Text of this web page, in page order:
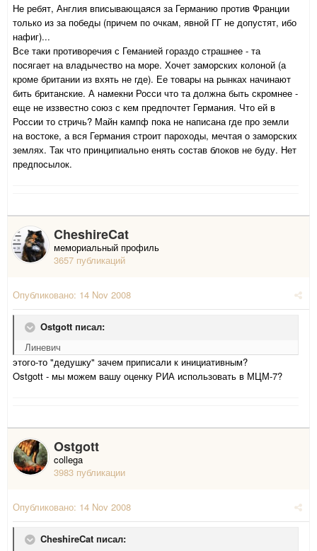
Не ребят, Англия вписывающаяся за Германию против Франции
только из за победы (причем по очкам, явной ГГ не допустят, ибо
нафиг)...
Все таки противоречия с Геманией гораздо страшнее - та
посягает на владычество на море. Хочет заморских колоной (а
кроме британии из вхять не где). Ее товары на рынках начинают
бить британские. А намекни Росси что та должна быть скромнее -
еще не иззвестно союз с кем предпочтет Германия. Что ей в
России то стричь? Майн кампф пока не написана где про земли
на востоке, а вся Германия строит пароходы, мечтая о заморских
землях. Так что принципиально енять состав блоков не буду. Нет
предпосылок.
CheshireCat
мемориальный профиль
3657 публикаций
Опубликовано: 14 Nov 2008
Ostgott писал:
Линевич
этого-то "дедушку" зачем приписали к инициативным?
Ostgott - мы можем вашу оценку РИА использовать в МЦМ-7?
Ostgott
collega
3983 публикации
Опубликовано: 14 Nov 2008
CheshireCat писал: